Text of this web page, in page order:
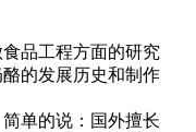
品工程方面的研究
的发展历史和制作
单的说：国外擅长